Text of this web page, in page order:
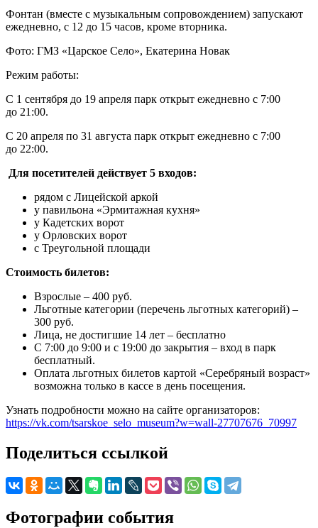
Фонтан (вместе с музыкальным сопровождением) запускают
ежедневно, с 12 до 15 часов, кроме вторника.
Фото: ГМЗ «Царское Село», Екатерина Новак
Режим работы:
С 1 сентября до 19 апреля парк открыт ежедневно с 7:00
до 21:00.
С 20 апреля по 31 августа парк открыт ежедневно с 7:00
до 22:00.
Для посетителей действует 5 входов:
рядом с Лицейской аркой
у павильона «Эрмитажная кухня»
у Кадетских ворот
у Орловских ворот
с Треугольной площади
Стоимость билетов:
Взрослые – 400 руб.
Льготные категории (перечень льготных категорий) –
300 руб.
Лица, не достигшие 14 лет – бесплатно
С 7:00 до 9:00 и с 19:00 до закрытия – вход в парк
бесплатный.
Оплата льготных билетов картой «Серебряный возраст»
возможна только в кассе в день посещения.
Узнать подробности можно на сайте организаторов:
https://vk.com/tsarskoe_selo_museum?w=wall-27707676_70997
Поделиться ссылкой
Фотографии события